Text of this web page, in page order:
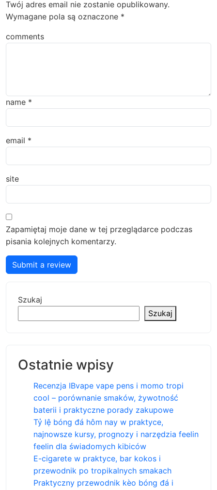
Twój adres email nie zostanie opublikowany.
Wymagane pola są oznaczone *
comments
name *
email *
site
Zapamiętaj moje dane w tej przeglądarce podczas
pisania kolejnych komentarzy.
Submit a review
Szukaj
Szukaj
Ostatnie wpisy
Recenzja IBvape vape pens i momo tropi
cool – porównanie smaków, żywotność
baterii i praktyczne porady zakupowe
Tỷ lệ bóng đá hôm nay w praktyce,
najnowsze kursy, prognozy i narzędzia feelin
feelin dla świadomych kibiców
E-cigarete w praktyce, bar kokos i
przewodnik po tropikalnych smakach
Praktyczny przewodnik kèo bóng đá i